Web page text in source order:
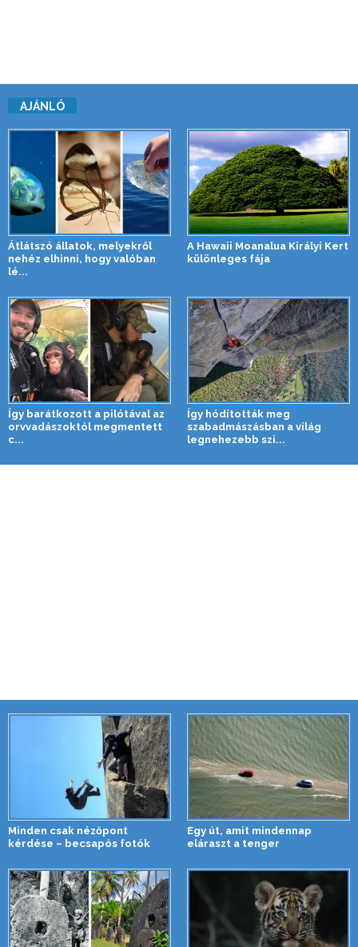
AJÁNLÓ
Átlátszó állatok, melyekről
nehéz elhinni, hogy valóban
lé...
A Hawaii Moanalua Királyi Kert
különleges fája
Így barátkozott a pilótával az
orvvadászoktól megmentett
c...
Így hódították meg
szabadmászásban a világ
legnehezebb szi...
Minden csak nézőpont
kérdése – becsapós fotók
Egy út, amit mindennap
eláraszt a tenger